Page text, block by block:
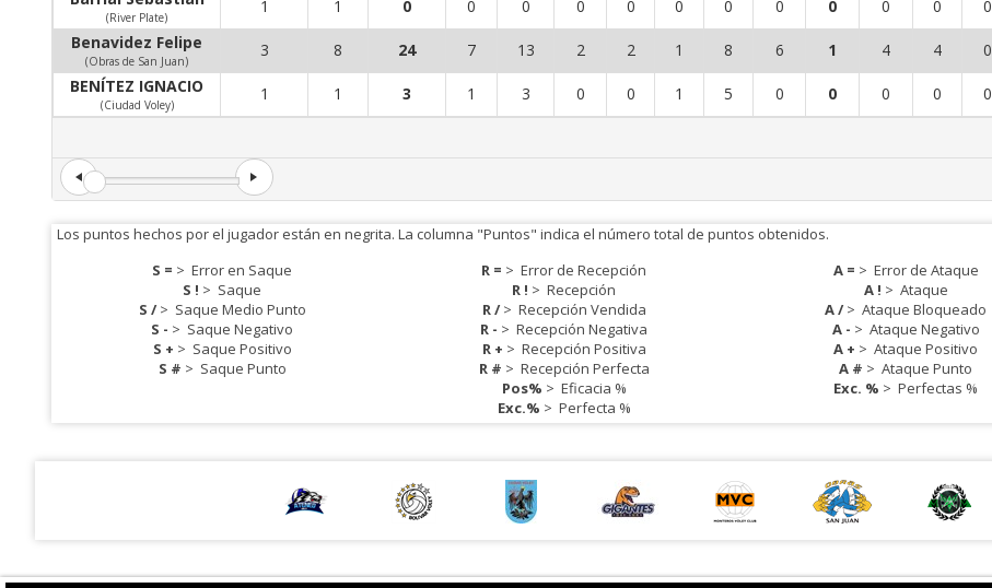
(River Plate)
1 1 0 0 0 0 0 0 0 0 0 0 0 0
Benavidez Felipe
(Obras de San Juan)
3 8 24 7 13 2 2 1 8 6 1 4 4 0
BENÍTEZ IGNACIO
(Ciudad Voley)
1 1 3 1 3 0 0 1 5 0 0 0 0 0
Los puntos hechos por el jugador están en negrita. La columna "Puntos" indica el número total de puntos obtenidos.
S = >Error en Saque
S ! > Saque
S /> Saque Medio Punto
S - > Saque Negativo
S + > Saque Positivo
S # > Saque Punto
R = >Error de Recepción
R ! >Recepción
R /> Recepción Vendida
R - >Recepción Negativa
R + > Recepción Positiva
R # > Recepción Perfecta
Pos% > Eficacia %
Exc.% > Perfecta %
A = > Error de Ataque
A ! > Ataque
A />Ataque Bloqueado
A - > Ataque Negativo
A + >Ataque Positivo
A # >Ataque Punto
Exc. % >Perfectas %